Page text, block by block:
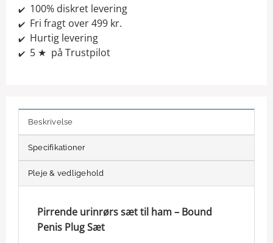
✔️100% diskret levering
✔️Fri fragt over 499 kr.
✔️Hurtig levering
✔️5 ★ på Trustpilot
Beskrivelse
Specifikationer
Pleje & vedligehold
Pirrende urinrørs sæt til ham – Bound
Penis Plug Sæt